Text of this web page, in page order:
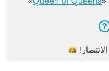
الانتصار!